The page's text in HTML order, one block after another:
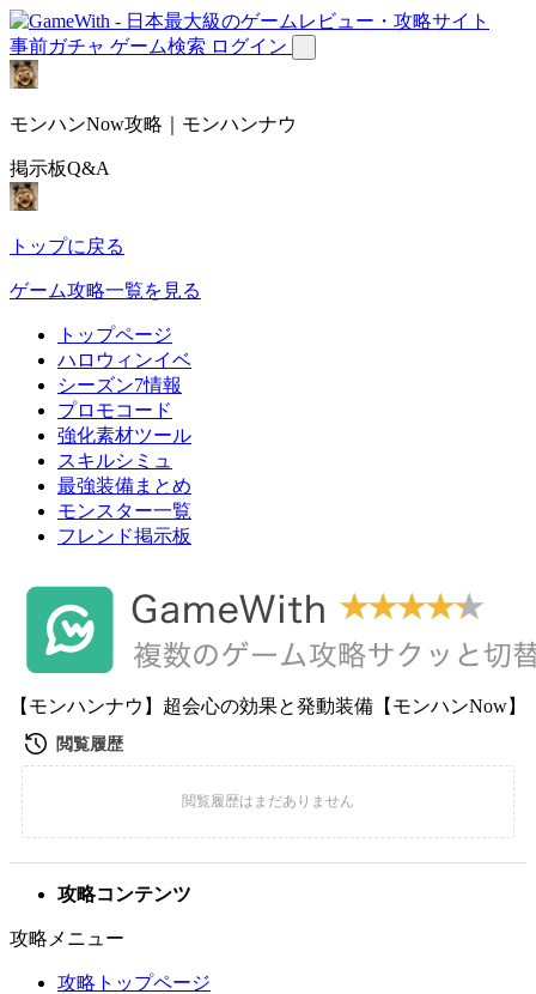
事前ガチャ ゲーム検索 ログイン
モンハンNow攻略｜モンハンナウ
掲示板Q&A
トップに戻る
ゲーム攻略一覧を見る
トップページ
ハロウィンイベ
シーズン7情報
プロモコード
強化素材ツール
スキルシミュ
最強装備まとめ
モンスター一覧
フレンド掲示板
【モンハンナウ】超会心の効果と発動装備【モンハンNow】
攻略コンテンツ
攻略メニュー
攻略トップページ